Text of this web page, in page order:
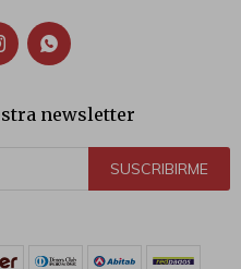

newsletter
SUSCRIBIRME